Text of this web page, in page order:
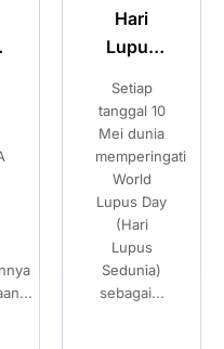
IF
10
Day
Kehamilan
Pilihan
Setelah
Risiko
Pilihan
Setelah
Mengetahui
Risiko
Thalassemia
Banyak
pasangan
kehamilan...